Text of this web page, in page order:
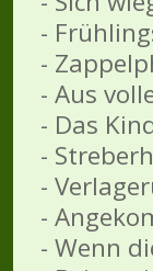
-
-
- Aus
- Das
-
-
-
- Wenn